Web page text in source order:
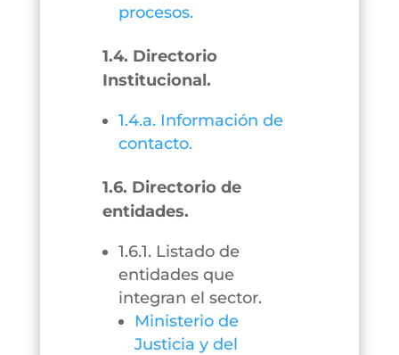
procesos.
1.4. Directorio
Institucional.
1.4.a. Información de
contacto.
1.6. Directorio de
entidades.
1.6.1. Listado de
entidades que
integran el sector.
Ministerio de
Justicia y del